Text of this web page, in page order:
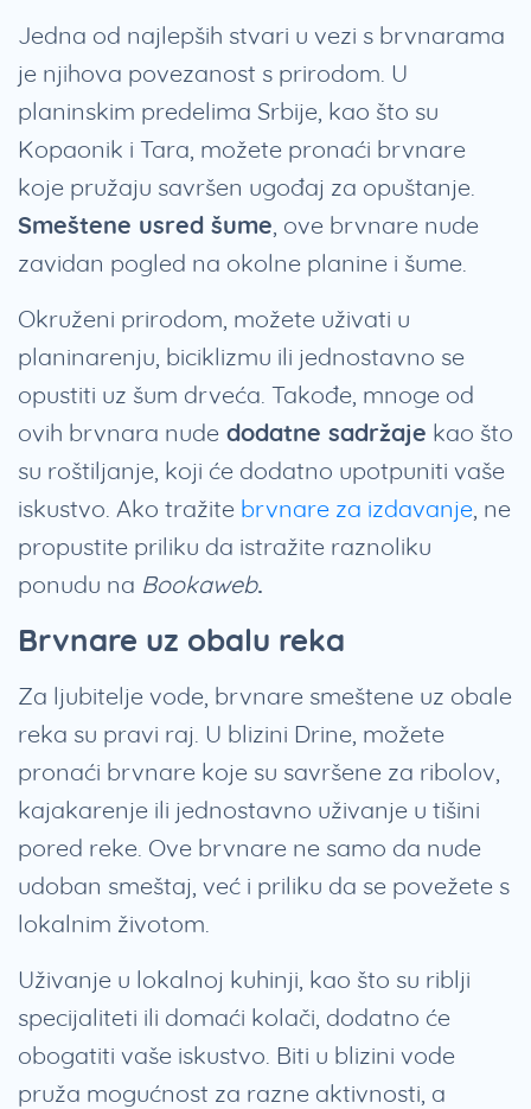
Jedna od najlepših stvari u vezi s brvnarama
je njihova povezanost s prirodom. U
planinskim predelima Srbije, kao što su
Kopaonik i Tara, možete pronaći brvnare
koje pružaju savršen ugođaj za opuštanje.
Smeštene usred šume , ove brvnare nude
zavidan pogled na okolne planine i šume.
Okruženi prirodom, možete uživati u
planinarenju, biciklizmu ili jednostavno se
opustiti uz šum drveća. Takođe, mnoge od
ovih brvnara nude dodatne sadržaje kao što
su roštiljanje, koji će dodatno upotpuniti vaše
iskustvo. Ako tražite brvnare za izdavanje , ne
propustite priliku da istražite raznoliku
ponudu na Bookaweb.
Brvnare uz obalu reka
Za ljubitelje vode, brvnare smeštene uz obale
reka su pravi raj. U blizini Drine, možete
pronaći brvnare koje su savršene za ribolov,
kajakarenje ili jednostavno uživanje u tišini
pored reke. Ove brvnare ne samo da nude
udoban smeštaj, već i priliku da se povežete s
lokalnim životom.
Uživanje u lokalnoj kuhinji, kao što su riblji
specijaliteti ili domaći kolači, dodatno će
obogatiti vaše iskustvo. Biti u blizini vode
pruža mogućnost za razne aktivnosti, a